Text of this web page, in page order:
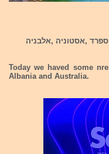
,אסטוניה ,אלבניה
Today we haved some
Albania and Australia.